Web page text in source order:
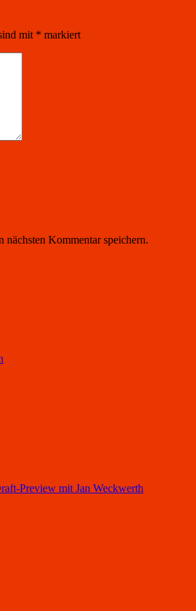
mit * markiert
Kommentar speichern.
Preview mit Jan Weckwerth